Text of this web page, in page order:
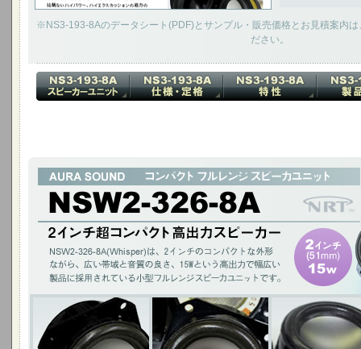
※NS3-193-8Aのデータシート(PDF)とサンプル・販売価格とお見積案内
ださい。
2インチ超コンパクト 高出力スピーカー
NSW2-326-8A(Whisper)は、2インチのコンパクトな外形ながら、広い帯域
幅広い製品に採用されている小型フルレンジスピーカユニットです。
2インチ(51mm)15W / チタニウムコーン